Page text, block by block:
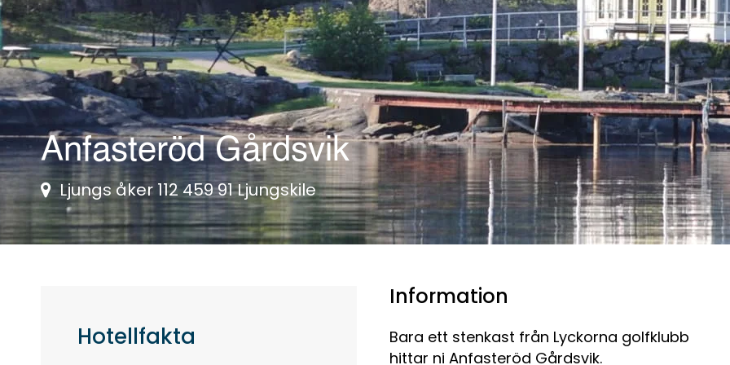
Anfasteröd Gårdsvik
Ljungs åker 112 459 91 Ljungskile
Information
Bara ett stenkast från Lyckorna golfklubb
hittar ni Anfasteröd Gårdsvik.
Hotellfakta